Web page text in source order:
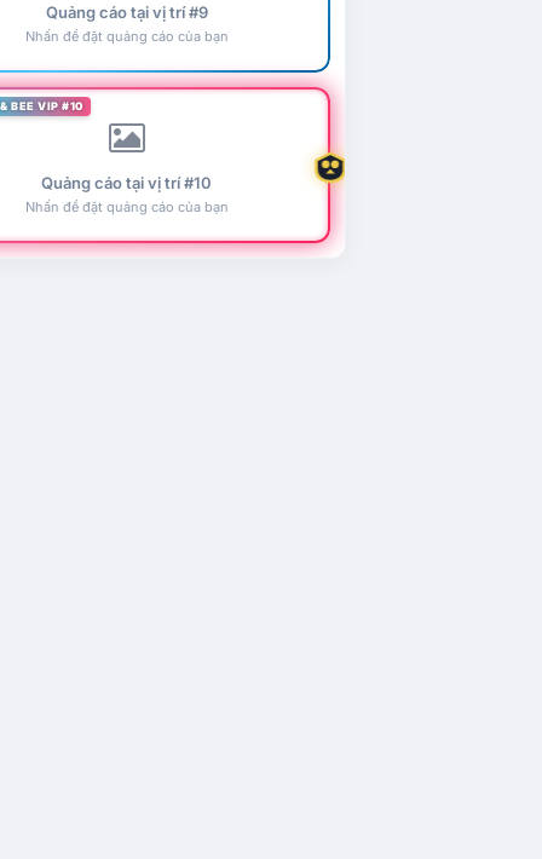
Quảng cáo tại vị trí #9
Nhấn để đặt quảng cáo của bạn
BEE VIP #10
Quảng cáo tại vị trí #10
Nhấn để đặt quảng cáo của bạn